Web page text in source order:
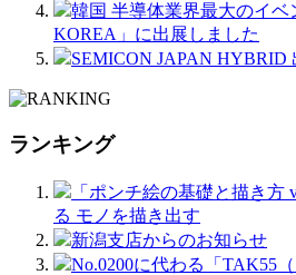
韓国 半導体業界最大のイベ
KOREA」に出展しました
SEMICON JAPAN HYBRID
ランキング
「ポンチ絵の基礎と描き
る モノを描き出す
新潟支店からのお知らせ
No.0200に代わる「TAK55